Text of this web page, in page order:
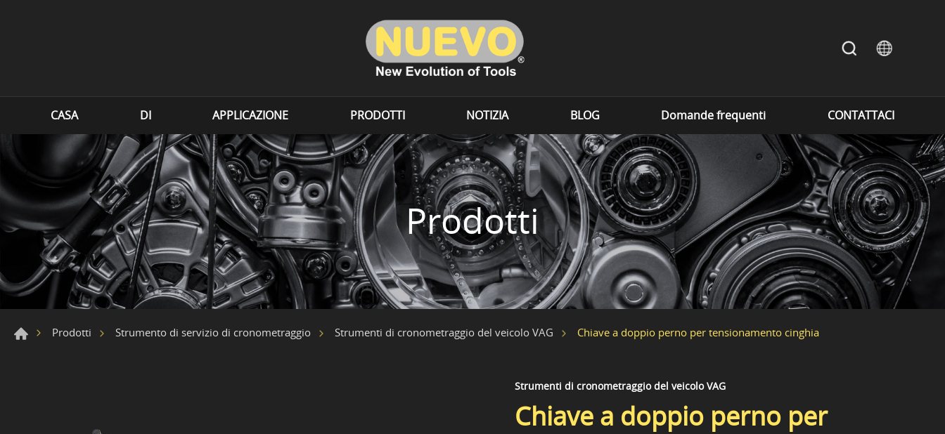
CASA DI APPLICAZIONE PRODOTTI NOTIZIA BLOG Domande frequenti CONTATTACI
Prodotti
Prodotti Strumento di servizio di cronometraggio Strumenti di cronometraggio del veicolo VAG Chiave a doppio perno per tensionamento cinghia
Strumenti di cronometraggio del veicolo VAG
Chiave a doppio perno per